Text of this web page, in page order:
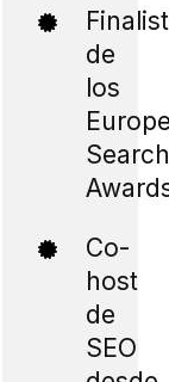
de
los
Search
Co-
host
de
SEO